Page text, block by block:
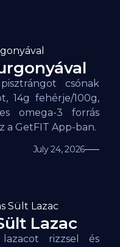
csónak
14g fehérje/100g,
omega-3 forrás
a GetFIT App-ban.
July 24, 2026
Lazac
rizzsel és